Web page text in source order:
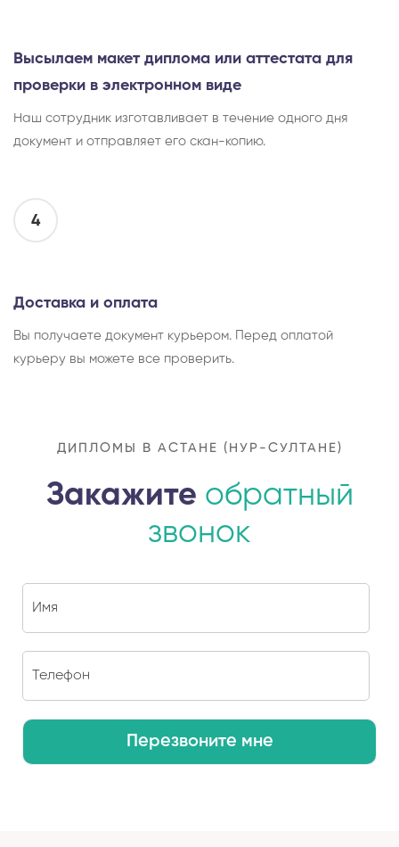
Высылаем макет диплома или аттестата для
проверки в электронном виде
Наш сотрудник изготавливает в течение одного дня
документ и отправляет его скан-копию.
4
Доставка и оплата
Вы получаете документ курьером. Перед оплатой
курьеру вы можете все проверить.
ДИПЛОМЫ В АСТАНЕ (НУР-СУЛТАНЕ)
Закажите обратный
звонок
Перезвоните мне